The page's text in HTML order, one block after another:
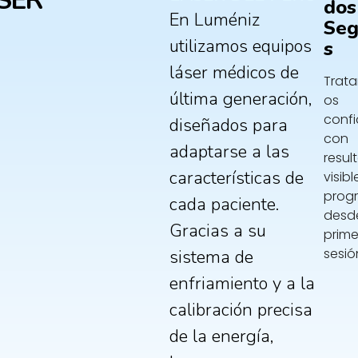
En Luméniz
utilizamos equipos
láser médicos de
última generación,
diseñados para
adaptarse a las
características de
cada paciente.
Gracias a su
sistema de
enfriamiento y a la
calibración precisa
de la energía,
Dos
S
os
con